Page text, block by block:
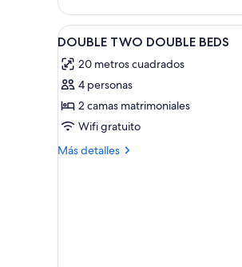
Abrir
todas
las
fotos
de
DOUBLE
TWO
1
DOUBLE TWO DOUBLE BEDS
20 metros cuadrados
4 personas
2 camas matrimoniales
Wifi gratuito
Más detalles
Más